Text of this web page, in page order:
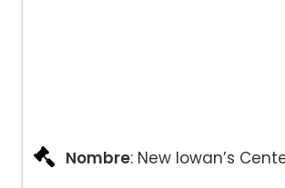
Nombre: New Iowan’s